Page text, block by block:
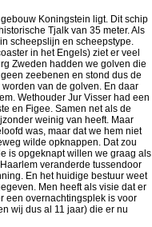
Koningstein ligt. Dit schip
Tjalk van 35 meter. Als
scheepslijn en scheepstype.
in het Engels) ziet er veel
Zweden hadden we golven die
zeebenen en stond dus de
van de golven. En daar
Wethouder Jur Visser had een
en Figee. Samen net als de
weinig van heeft. Maar
was, maar dat we hem niet
wilde opknappen. Dat zou
is opgeknapt willen we graag als
veranderde tussendoor
En het huidige bestuur weet
Men heeft als visie dat er
een overnachtingsplek is voor
wij dus al 11 jaar) die er nu